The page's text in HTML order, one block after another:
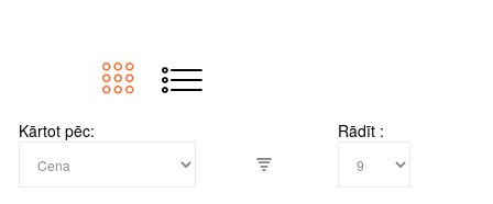
Kārtot pēc Rādīt